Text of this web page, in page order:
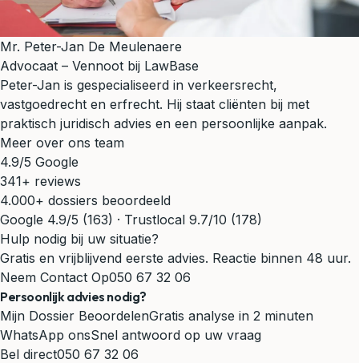
Mr. Peter-Jan De Meulenaere
Advocaat – Vennoot bij LawBase
Peter-Jan is gespecialiseerd in verkeersrecht,
vastgoedrecht en erfrecht. Hij staat cliënten bij met
praktisch juridisch advies en een persoonlijke aanpak.
Meer over ons team
4.9/5 Google
341+ reviews
4.000+ dossiers beoordeeld
Google 4.9/5 (163) · Trustlocal 9.7/10 (178)
Hulp nodig bij uw situatie?
Gratis en vrijblijvend eerste advies. Reactie binnen 48 uur.
Neem Contact Op050 67 32 06
Persoonlijk advies nodig?
Mijn Dossier BeoordelenGratis analyse in 2 minuten
WhatsApp onsSnel antwoord op uw vraag
Bel direct050 67 32 06